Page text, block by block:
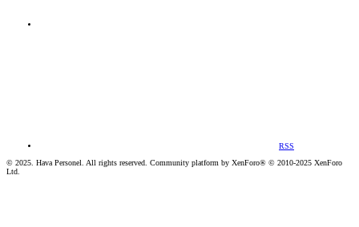
RSS
© 2025. Hava Personel. All rights reserved. Community platform by XenForo® © 2010-2025 XenForo
Ltd.